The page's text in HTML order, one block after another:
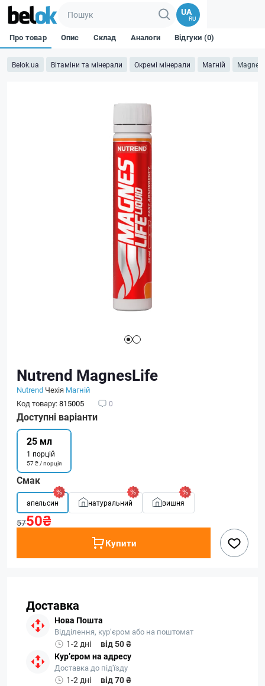
UA
RU
Belok.ua Вітаміни та мінерали Окремі мінерали Магній
Про товар Опис Склад Аналоги Відгуки (0)
Nutrend MagnesLife
Nutrend Чехія Магній
Код товару:815005 0
Доступні варіанти
25 мл
1 порцій
57 ₴ / порція
Смак
апельсин натуральний вишня
5750₴
Купити
Доставка
Нова Пошта
Відділення, кур’єром або на поштомат
1-2 дні
від 50 ₴
Кур’єром на адресу
Доставка до під'їзду
1-2 дні
від 70 ₴